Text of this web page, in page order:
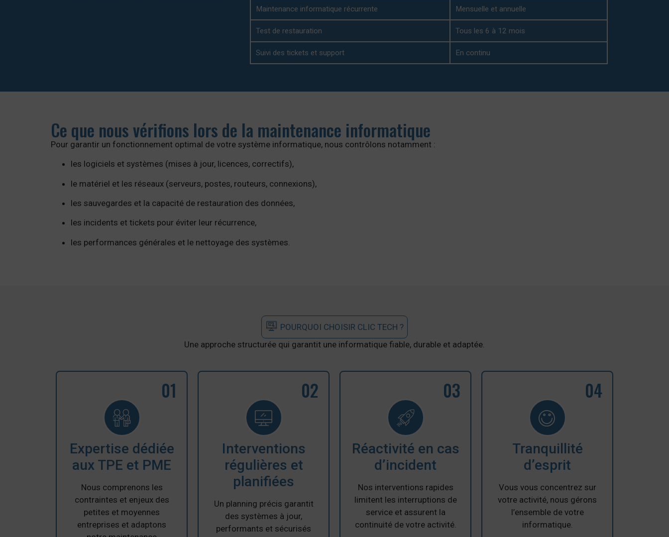
Maintenance informatique récurrente Mensuelle et annuelle
Test de restauration Tous les 6 à 12 mois
Suivi des tickets et support En continu
Ce que nous vérifions lors de la maintenance informatique
Pour garantir un fonctionnement optimal de votre système informatique, nous contrôlons notamment :
les logiciels et systèmes (mises à jour, licences, correctifs),
le matériel et les réseaux (serveurs, postes, routeurs, connexions),
les sauvegardes et la capacité de restauration des données,
les incidents et tickets pour éviter leur récurrence,
les performances générales et le nettoyage des systèmes.
POURQUOI CHOISIR CLIC TECH ?
Une approche structurée qui garantit une informatique fiable, durable et adaptée.
01
Expertise dédiée
aux TPE et PME
Nous comprenons les
contraintes et enjeux des
petites et moyennes
entreprises et adaptons
02
Interventions
régulières et
planifiées
Un planning précis garantit
des systèmes à jour,
performants et sécurisés
03
Réactivité en cas
d’incident
Nos interventions rapides
limitent les interruptions de
service et assurent la
continuité de votre activité.
04
Tranquillité
d’esprit
Vous vous concentrez sur
votre activité, nous gérons
l’ensemble de votre
informatique.